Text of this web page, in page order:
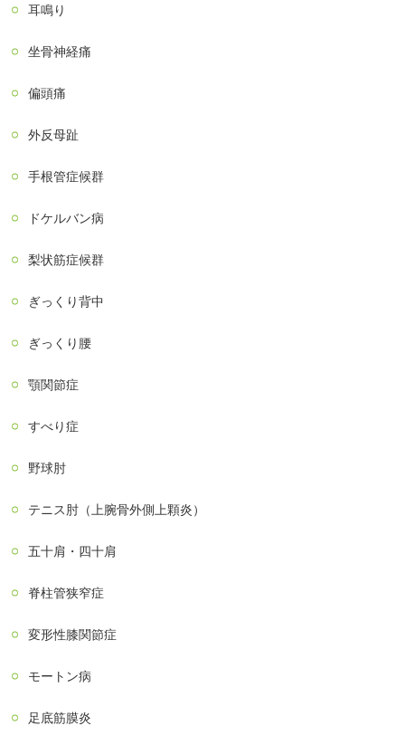
耳鳴り
坐骨神経痛
偏頭痛
外反母趾
手根管症候群
ドケルバン病
梨状筋症候群
ぎっくり背中
ぎっくり腰
顎関節症
すべり症
野球肘
テニス肘（上腕骨外側上顆炎）
五十肩・四十肩
脊柱管狭窄症
変形性膝関節症
モートン病
足底筋膜炎